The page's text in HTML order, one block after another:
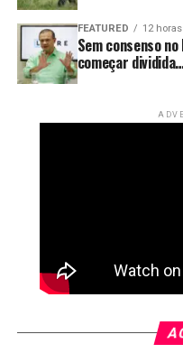
FEATURED 12
Sem consenso
começar